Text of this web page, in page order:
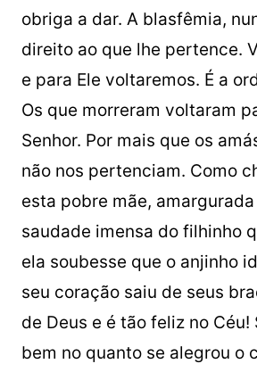
obriga a dar. A blasfêmia,
direito ao que lhe pertence.
e para Ele voltaremos. É a
Os que morreram voltaram
Senhor. Por mais que os
não nos pertenciam. Como
esta pobre mãe,
saudade imensa do filhinho
ela soubesse que o anjinho
seu coração saiu de seus
de Deus e é tão feliz no Céu!
bem no quanto se alegrou o